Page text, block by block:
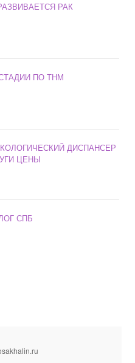
РАК
ПО ТНМ
ДИСПАНСЕР
ЦЕНЫ
СПБ